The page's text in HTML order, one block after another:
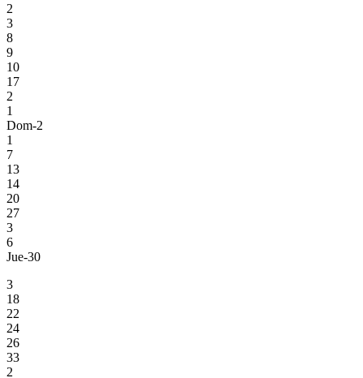
2
3
8
9
10
17
2
1
Dom-2
1
7
13
14
20
27
3
6
Jue-30
3
18
22
24
26
33
2